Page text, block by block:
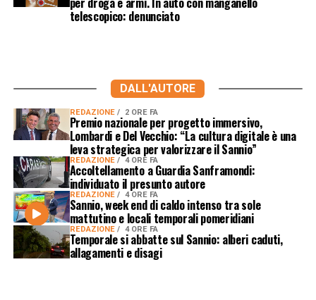
telescopico: denunciato
DALL'AUTORE
REDAZIONE 2 ORE FA
Premio nazionale per progetto immersivo,
Lombardi e Del Vecchio: “La cultura digitale è una
leva strategica per valorizzare il Sannio”
REDAZIONE 4 ORE FA
Accoltellamento a Guardia Sanframondi:
individuato il presunto autore
REDAZIONE 4 ORE FA
Sannio, week end di caldo intenso tra sole
mattutino e locali temporali pomeridiani
REDAZIONE 4 ORE FA
Temporale si abbatte sul Sannio: alberi caduti,
allagamenti e disagi